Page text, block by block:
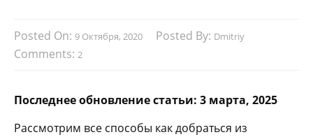
Posted On: 9 Октября, 2020 Posted By: Dmitriy
Comments: 2
Последнее обновление статьи: 3 марта, 2025
Рассмотрим все способы как добраться из